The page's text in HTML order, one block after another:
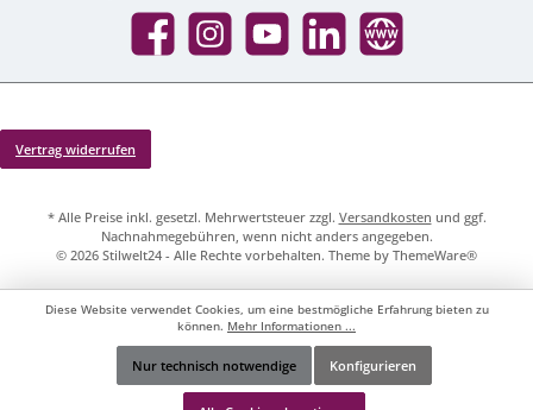
Facebook InstagramYouTube LinkedIn Website
Vertrag widerrufen
* Alle Preise inkl. gesetzl. Mehrwertsteuer zzgl. Versandkosten und ggf.
Nachnahmegebühren, wenn nicht anders angegeben.
© 2026 Stilwelt24 - Alle Rechte vorbehalten. Theme by ThemeWare®
Werkzeugleiste anzeigen
Diese Website verwendet Cookies, um eine bestmögliche Erfahrung bieten zu
können. Mehr Informationen ...
Nur technisch notwendige Konfigurieren